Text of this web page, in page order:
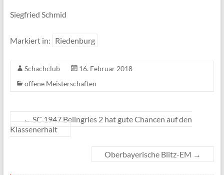
Siegfried Schmid
Markiert in: Riedenburg
Schachclub
16. Februar 2018
offene Meisterschaften
← SC 1947 Beilngries 2 hat gute Chancen auf den
Klassenerhalt
Oberbayerische Blitz-EM →